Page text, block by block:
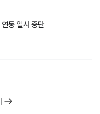
동 일시 중단